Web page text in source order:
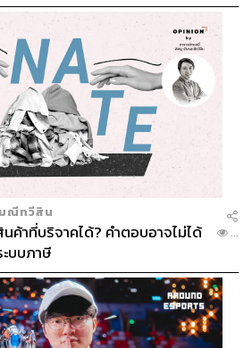
ณีทวีสิน
ค้าที่บริจาคได้? คำตอบอาจไม่ได้
บบภาษี
...